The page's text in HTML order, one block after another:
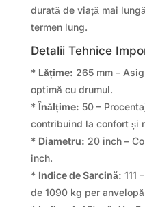
durată de viață mai
termen lung.
Detalii Tehnice
* Lățime: 265 mm –
optimă cu drumul.
*Înălțime: 50 –
contribuind la confort și
* Diametru: 20 inch –
inch.
* Indice de Sarcină: 111
de 1090 kg per